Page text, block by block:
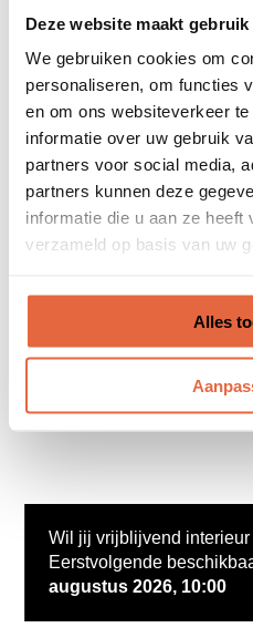
Deze website maakt
We gebruiken cookies om
personaliseren, om functies
en om ons websiteverkeer
informatie over uw gebruik
partners voor social media,
partners kunnen deze
informatie die u aan ze
verzameld op basis van uw
Alles
Wil jij vrijblijvend
Eerstvolgende
augustus 2026, 10:00